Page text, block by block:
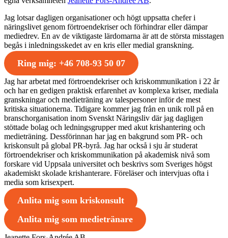
Jag lotsar dagligen organisationer och högt uppsatta chefer i
näringslivet genom förtroendekriser och förhindrar eller dämpar
mediedrev. En av de viktigaste lärdomarna är att de största misstagen
begås i inledningsskedet av en kris eller medial granskning.
Ring mig: +46 708-93 50 07
Jag har arbetat med förtroendekriser och kriskommunikation i 22 år
och har en gedigen praktisk erfarenhet av komplexa kriser, mediala
granskningar och medieträning av talespersoner inför de mest
kritiska situationerna. Tidigare kommer jag från en unik roll på en
branschorganisation inom Svenskt Näringsliv där jag dagligen
stöttade bolag och ledningsgrupper med akut krishantering och
medieträning. Dessförinnan har jag en bakgrund som PR- och
kriskonsult på global PR-byrå. Jag har också i sju år studerat
förtroendekriser och kriskommunikation på akademisk nivå som
forskare vid Uppsala universitet och beskrivs som Sveriges högst
akademiskt skolade krishanterare. Föreläser och intervjuas ofta i
media som krisexpert.
Anlita mig som kriskonsult
Anlita mig som medietränare